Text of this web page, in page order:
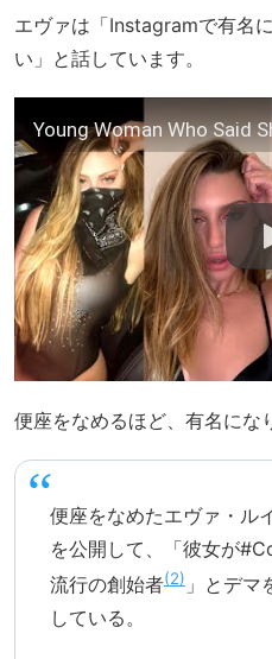
エヴァは「Instagramで有名
い」と話しています。
便座をなめるほど、有名にな
便座をなめたエヴァ・ル
を公開して、「彼女が
流行の創始者 2 」とデマ
している。